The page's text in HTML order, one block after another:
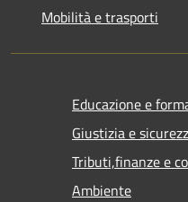
Mobilità e trasporti
Educazione e
Giustizia e
Tributi,finanze e
Ambiente